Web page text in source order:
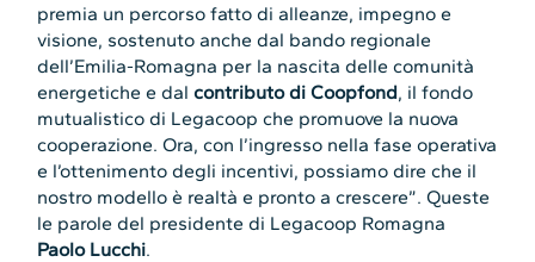
premia un percorso fatto di alleanze, impegno e
visione, sostenuto anche dal bando regionale
dell’Emilia-Romagna per la nascita delle comunità
energetiche e dalcontributo di Coopfond, il fondo
mutualistico di Legacoop che promuove la nuova
cooperazione. Ora, con l’ingresso nella fase operativa
e l’ottenimento degli incentivi, possiamo dire che il
nostro modello è realtà e pronto a crescere”. Queste
le parole del presidente di Legacoop Romagna
Paolo Lucchi.